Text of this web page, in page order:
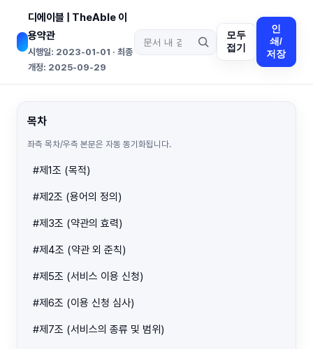
디에이블 | TheAble 이
용약관
시행일: 2023-01-01 · 최종
개정: 2025-09-29
모두
접기
인
쇄/
저장
목차
좌측 목차/우측 본문은 자동 동기화됩니다.
#제1조 (목적)
#제2조 (용어의 정의)
#제3조 (약관의 효력)
#제4조 (약관 외 준칙)
#제5조 (서비스 이용 신청)
#제6조 (이용 신청 심사)
#제7조 (서비스의 종류 및 범위)